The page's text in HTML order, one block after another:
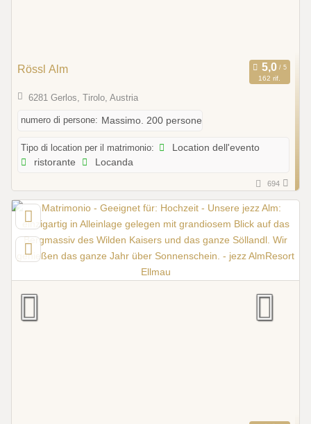
Rössl Alm
162 rif.
6281 Gerlos, Tirolo, Austria
numero di persone: Massimo. 200 persone
Tipo di location per il matrimonio:
Location dell'evento
ristorante
Locanda
694